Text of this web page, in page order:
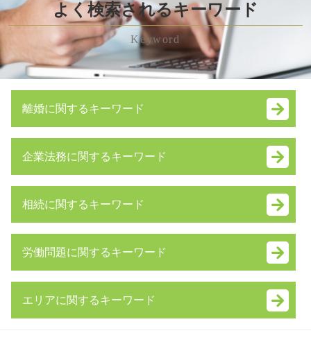
よく検索されるキーワード
Keyword
離婚に関するキーワード
離婚 拒否
養育費 相場 計算
離婚後 手続き
不倫 親権
養育費 相場
企業法務に関するキーワード
株式交換 比率
普通 決議
株式 譲渡 個人
相続に関するキーワード
相続 借金
内縁 相続
労働問題に関するキーワード
未払い 退職金
エリアに関するキーワード